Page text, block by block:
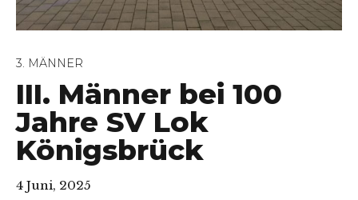
3. MÄNNER
III. Männer bei 100
Jahre SV Lok
Königsbrück
4 Juni, 2025